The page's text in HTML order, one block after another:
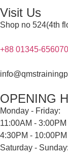
Visit Us
Shop no 524(4th
+88 01345-656070
OPENING
Monday - Friday:
11:00AM - 3:00PM
4:30PM - 10:00PM
Saturday - Sunday: